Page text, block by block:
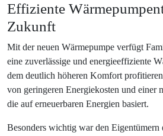
Effiziente
Zukunft
Mit der neuen Wärmepumpe verfügt
eine zuverlässige und energieeffiziente
dem deutlich höheren Komfort
von geringeren Energiekosten und einer
die auf erneuerbaren Energien basiert.
Besonders wichtig war den Eigentümern